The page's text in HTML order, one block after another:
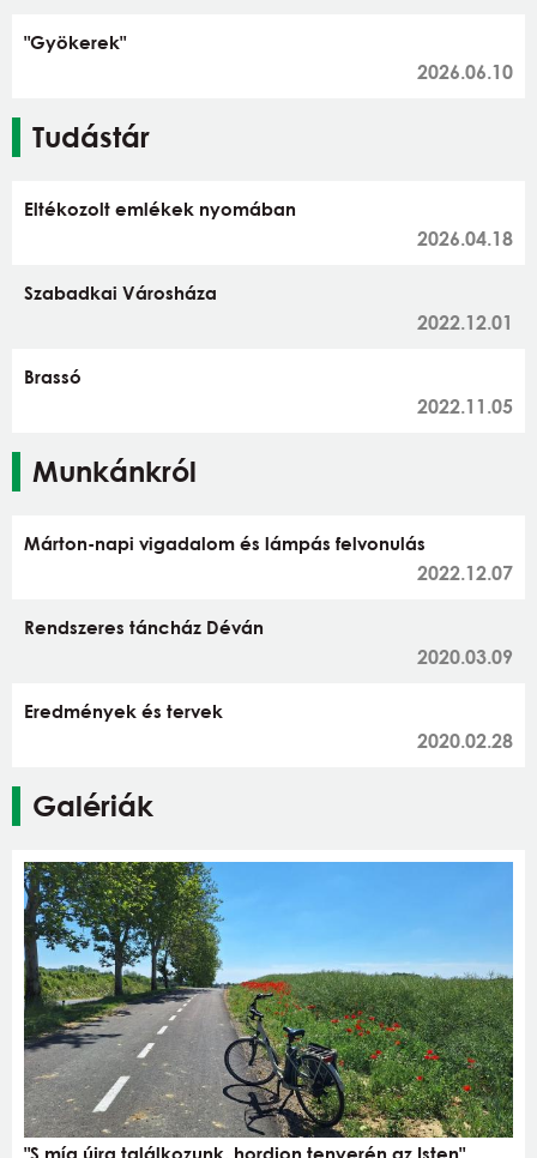
"Gyökerek"
2026.06.10
Tudástár
Eltékozolt emlékek nyomában
2026.04.18
Szabadkai Városháza
2022.12.01
Brassó
2022.11.05
Munkánkról
Márton-napi vigadalom és lámpás felvonulás
2022.12.07
Rendszeres táncház Déván
2020.03.09
Eredmények és tervek
2020.02.28
Galériák
"S míg újra találkozunk, hordjon tenyerén az Isten"